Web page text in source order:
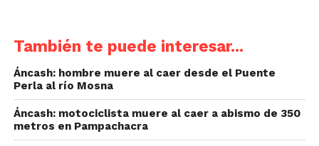
También te puede interesar...
Áncash: hombre muere al caer desde el Puente
Perla al río Mosna
Áncash: motociclista muere al caer a abismo de 350
metros en Pampachacra